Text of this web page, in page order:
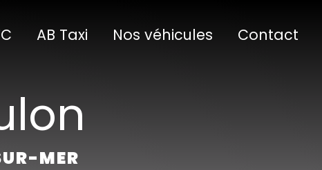
AB Taxi Nos véhicules Contact
MER